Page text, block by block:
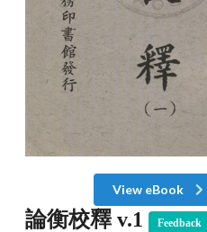
View eBook
論衡校釋 v.1 Feedback